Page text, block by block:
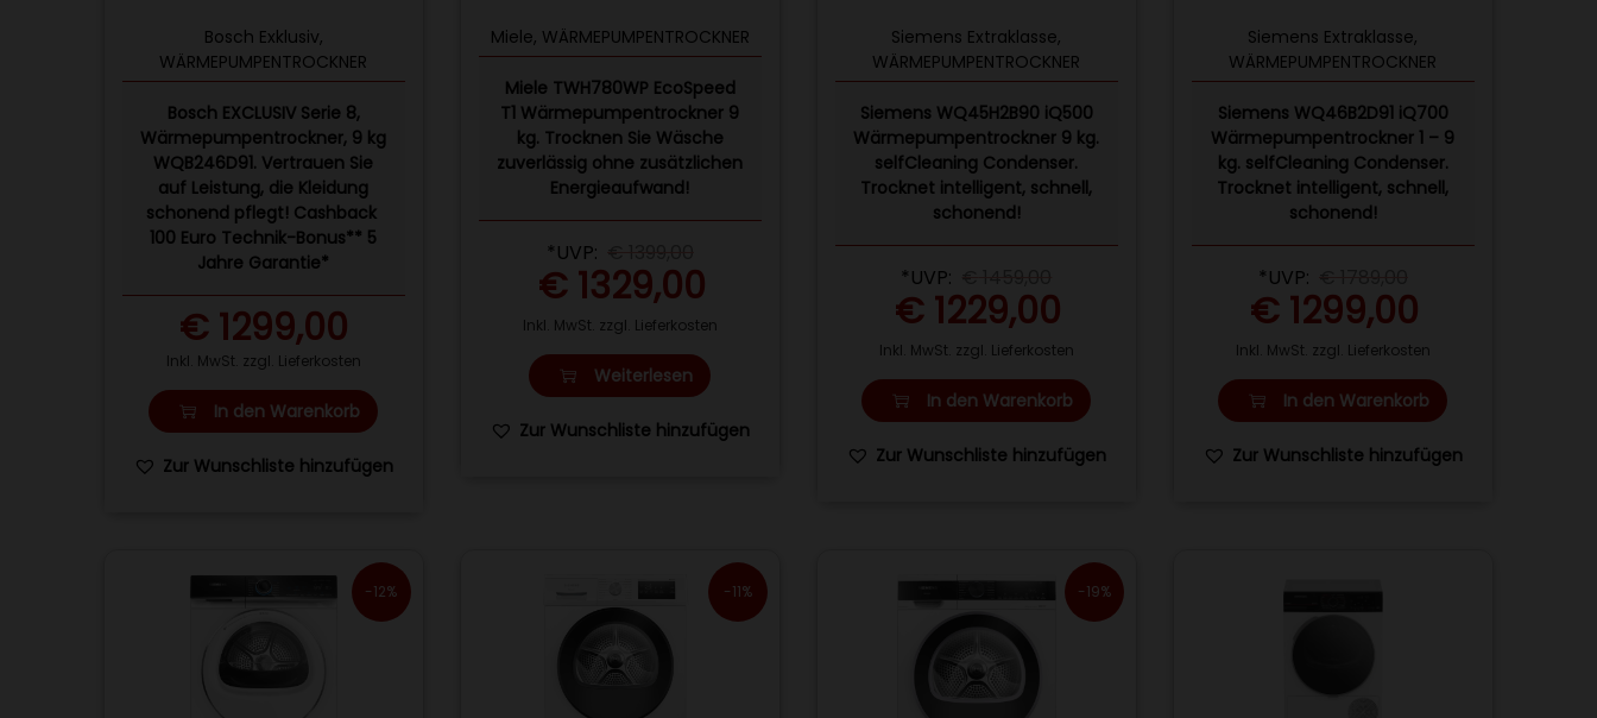
Bosch Exklusiv,
WÄRMEPUMPENTROCKNER
Bosch EXCLUSIV Serie 8,
Wärmepumpentrockner, 9 kg
WQB246D91. Vertrauen Sie
auf Leistung, die Kleidung
schonend pflegt! Cashback
100 Euro Technik-Bonus** 5
Jahre Garantie*
€1299,00
Inkl. MwSt. zzgl. Lieferkosten
In den Warenkorb
Zur Wunschliste hinzufügen
Miele, WÄRMEPUMPENTROCKNER
Miele TWH780WP EcoSpeed
T1 Wärmepumpentrockner 9
kg. Trocknen Sie Wäsche
zuverlässig ohne zusätzlichen
Energieaufwand!
*UVP:
€1329,00
Inkl. MwSt. zzgl. Lieferkosten
Weiterlesen
Zur Wunschliste hinzufügen
Siemens Extraklasse,
WÄRMEPUMPENTROCKNER
Siemens WQ45H2B90 iQ500
Wärmepumpentrockner 9 kg.
selfCleaning Condenser.
Trocknet intelligent, schnell,
schonend!
*UVP:
€ 1229,00
Inkl. MwSt. zzgl. Lieferkosten
In den Warenkorb
Zur Wunschliste hinzufügen
Siemens Extraklasse,
WÄRMEPUMPENTROCKNER
Siemens WQ46B2D91 iQ700
Wärmepumpentrockner 1 – 9
kg. selfCleaning Condenser.
Trocknet intelligent, schnell,
schonend!
*UVP:
€ 1299,00
Inkl. MwSt. zzgl. Lieferkosten
In den Warenkorb
Zur Wunschliste hinzufügen
-12% -11% -19%